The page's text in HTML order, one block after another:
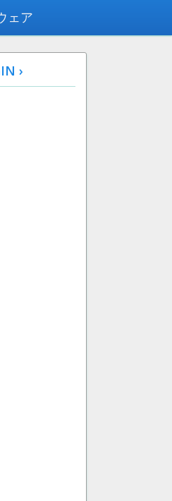
ェア
›